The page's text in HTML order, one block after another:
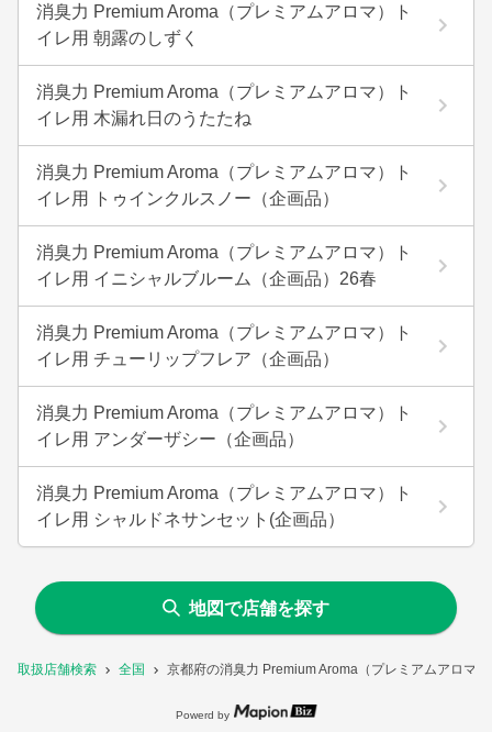
取扱店舗検索 全国 京都府の消臭力 Premium Aroma（プレミアムアロマ
消臭力 Premium Aroma（プレミアムアロマ）ト
イレ用 朝露のしずく
消臭力 Premium Aroma（プレミアムアロマ）ト
イレ用 木漏れ日のうたたね
消臭力 Premium Aroma（プレミアムアロマ）ト
イレ用 トゥインクルスノー（企画品）
消臭力 Premium Aroma（プレミアムアロマ）ト
イレ用 イニシャルブルーム（企画品）26春
消臭力 Premium Aroma（プレミアムアロマ）ト
イレ用 チューリップフレア（企画品）
消臭力 Premium Aroma（プレミアムアロマ）ト
イレ用 アンダーザシー（企画品）
消臭力 Premium Aroma（プレミアムアロマ）ト
イレ用 シャルドネサンセット(企画品）
地図で店舗を探す
Powerd by